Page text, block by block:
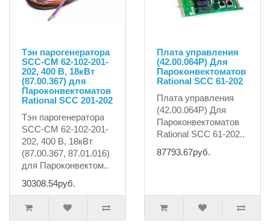
Тэн парогенератора
SCC-CM 62-102-201-
202, 400 В, 18кВт
(87.00.367) для
Пароконвектоматов
Rational SCC 201-202
Тэн парогенератора
SCC-CM 62-102-201-
202, 400 В, 18кВт
(87.00.367, 87.01.016)
для Пароконвектом..
30308.54руб.
Плата управления
(42.00.064P) Для
Пароконвектоматов
Rational SCC 61-202
Плата управления
(42.00.064P) Для
Пароконвектоматов
Rational SCC 61-202..
87793.67руб.